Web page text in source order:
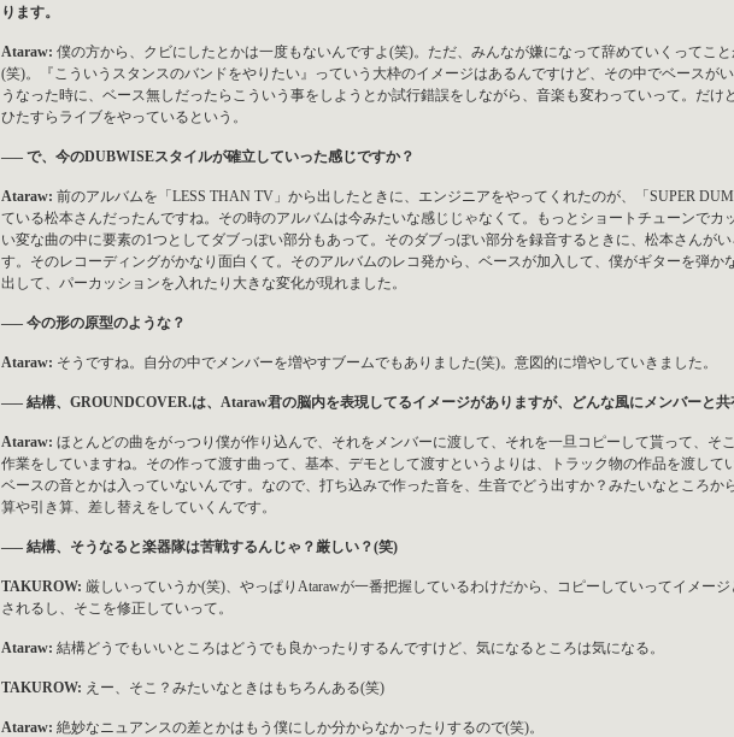
ります。
Ataraw: 僕の方から、クビにしたとかは一度もないんですよ(笑)。ただ、みんなが嫌になって辞めていくってこ
(笑)。『こういうスタンスのバンドをやりたい』っていう大枠のイメージはあるんですけど、その中でベースが
うなった時に、ベース無しだったらこういう事をしようとか試行錯誤をしながら、音楽も変わっていって。だけ
ひたすらライブをやっているという。
—– で、今のDUBWISEスタイルが確立していった感じですか？
Ataraw: 前のアルバムを「LESS THAN TV」から出したときに、エンジニアをやってくれたのが、「SUPER
ている松本さんだったんですね。その時のアルバムは今みたいな感じじゃなくて。もっとショートチューンでカ
い変な曲の中に要素の1つとしてダブっぽい部分もあって。そのダブっぽい部分を録音するときに、松本さんが
す。そのレコーディングがかなり面白くて。そのアルバムのレコ発から、ベースが加入して、僕がギターを弾か
出して、パーカッションを入れたり大きな変化が現れました。
—– 今の形の原型のような？
Ataraw: そうですね。自分の中でメンバーを増やすブームでもありました(笑)。意図的に増やしていきました。
—– 結構、GROUNDCOVER.は、Ataraw君の脳内を表現してるイメージがありますが、どんな風にメンバーと共
Ataraw: ほとんどの曲をがっつり僕が作り込んで、それをメンバーに渡して、それを一旦コピーして貰って、そ
作業をしていますね。その作って渡す曲って、基本、デモとして渡すというよりは、トラック物の作品を渡して
ベースの音とかは入っていないんです。なので、打ち込みで作った音を、生音でどう出すか？みたいなところか
算や引き算、差し替えをしていくんです。
—– 結構、そうなると楽器隊は苦戦するんじゃ？厳しい？(笑)
TAKUROW: 厳しいっていうか(笑)、やっぱりAtarawが一番把握しているわけだから、コピーしていってイメー
されるし、そこを修正していって。
Ataraw: 結構どうでもいいところはどうでも良かったりするんですけど、気になるところは気になる。
TAKUROW: えー、そこ？みたいなときはもちろんある(笑)
Ataraw: 絶妙なニュアンスの差とかはもう僕にしか分からなかったりするので(笑)。